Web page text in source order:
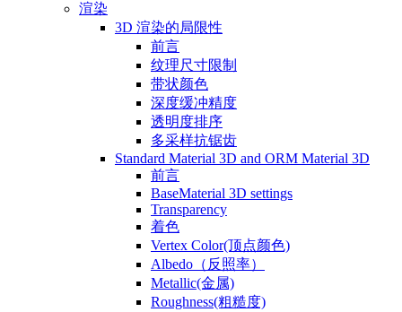
渲染
3D 渲染的局限性
前言
纹理尺寸限制
带状颜色
深度缓冲精度
透明度排序
多采样抗锯齿
Standard Material 3D and ORM Material 3D
前言
BaseMaterial 3D settings
Transparency
着色
Vertex Color(顶点颜色)
Albedo（反照率）
Metallic(金属)
Roughness(粗糙度)